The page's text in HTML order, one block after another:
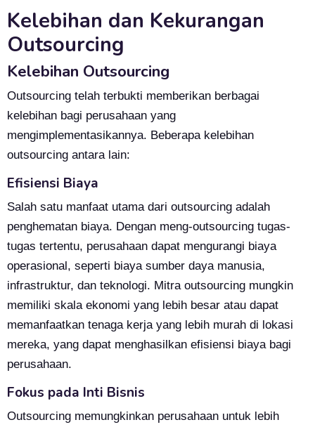
Kelebihan dan Kekurangan
Outsourcing
Kelebihan Outsourcing
Outsourcing telah terbukti memberikan berbagai
kelebihan bagi perusahaan yang
mengimplementasikannya. Beberapa kelebihan
outsourcing antara lain:
Efisiensi Biaya
Salah satu manfaat utama dari outsourcing adalah
penghematan biaya. Dengan meng-outsourcing tugas-
tugas tertentu, perusahaan dapat mengurangi biaya
operasional, seperti biaya sumber daya manusia,
infrastruktur, dan teknologi. Mitra outsourcing mungkin
memiliki skala ekonomi yang lebih besar atau dapat
memanfaatkan tenaga kerja yang lebih murah di lokasi
mereka, yang dapat menghasilkan efisiensi biaya bagi
perusahaan.
Fokus pada Inti Bisnis
Outsourcing memungkinkan perusahaan untuk lebih